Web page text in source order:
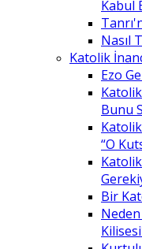
Kabul
Nasıl
Katolik
Ezo
Bunu
“O
Bir